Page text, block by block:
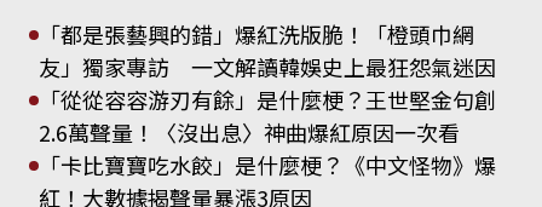
「都是張藝興的錯」爆紅洗版脆！「橙頭巾網
友」獨家專訪 一文解讀韓娛史上最狂怨氣迷因
「從從容容游刃有餘」是什麼梗？王世堅金句創
2.6萬聲量！〈沒出息〉神曲爆紅原因一次看
「卡比寶寶吃水餃」是什麼梗？《中文怪物》爆
紅！大數據揭聲量暴漲3原因